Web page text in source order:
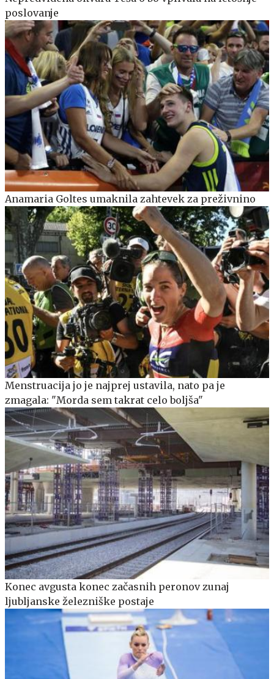
poslovanje
Anamaria Goltes umaknila zahtevek za preživnino
Menstruacija jo je najprej ustavila, nato pa je
zmagala: "Morda sem takrat celo boljša"
Konec avgusta konec začasnih peronov zunaj
ljubljanske železniške postaje